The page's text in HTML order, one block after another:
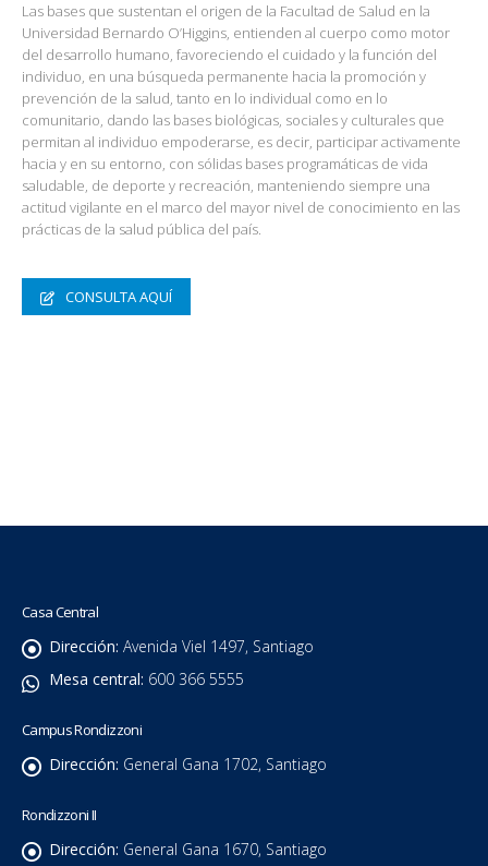
Las bases que sustentan el origen de la Facultad de Salud en la
Universidad Bernardo O’Higgins, entienden al cuerpo como motor
del desarrollo humano, favoreciendo el cuidado y la función del
individuo, en una búsqueda permanente hacia la promoción y
prevención de la salud, tanto en lo individual como en lo
comunitario, dando las bases biológicas, sociales y culturales que
permitan al individuo empoderarse, es decir, participar activamente
hacia y en su entorno, con sólidas bases programáticas de vida
saludable, de deporte y recreación, manteniendo siempre una
actitud vigilante en el marco del mayor nivel de conocimiento en las
prácticas de la salud pública del país.
CONSULTA AQUÍ
Casa Central
Dirección: Avenida Viel 1497, Santiago
Mesa central: 600 366 5555
Campus Rondizzoni
Dirección: General Gana 1702, Santiago
Rondizzoni II
Dirección: General Gana 1670, Santiago